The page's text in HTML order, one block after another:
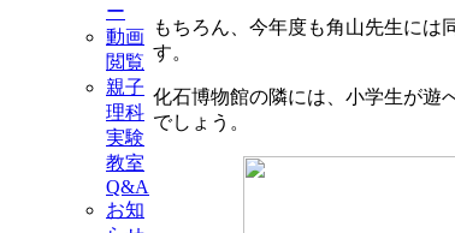
ー
動画
閲覧
親子
理科
実験
教室
Q&A
お知
もちろん、今年度も角山先生には
す。
化石博物館の隣には、小学生が遊
でしょう。